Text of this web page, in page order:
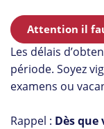
Attention il
Les délais
période. Soyez
examens ou
Rappel : Dès que